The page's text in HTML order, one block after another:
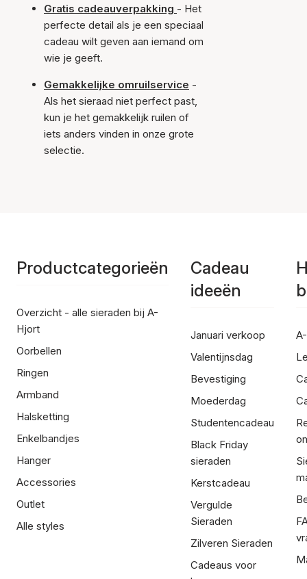
Gratis cadeauverpakking - Het
perfecte detail als je een speciaal
cadeau wilt geven aan iemand om
wie je geeft.
Gemakkelijke omruilservice -
Als het sieraad niet perfect past,
kun je het gemakkelijk ruilen of
iets anders vinden in onze grote
selectie.
Productcategorieën
Overzicht - alle sieraden bij A-
Hjort
Oorbellen
Ringen
Armband
Halsketting
Enkelbandjes
Hanger
Accessories
Outlet
Alle styles
Cadeau
ideeën
Januari verkoop
Valentijnsdag
Bevestiging
Moederdag
Studentencadeau
Black Friday
sieraden
Kerstcadeau
Vergulde
Sieraden
Zilveren Sieraden
Cadeaus voor